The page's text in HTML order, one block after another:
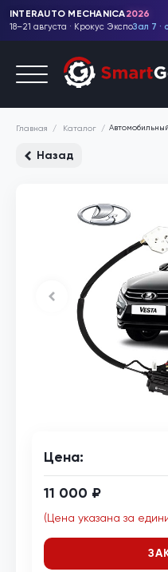
INTERAUTO MECHANICA2026
18–21 августа · Крокус ЭкспоЗал 7 ·
Главная Каталог
Назад
Цена:
11 000 ₽
(Цена указана за